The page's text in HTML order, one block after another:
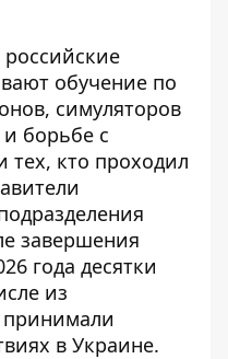
обучение по
симуляторов
борьбе с
тех, кто проходил
завершения
года десятки
из
принимали
в Украине.